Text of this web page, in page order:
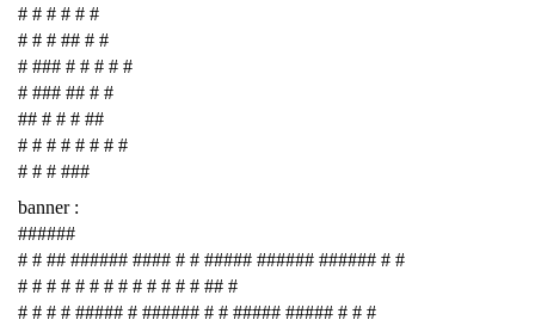
# # # # # #
# # # ## # #
# ### # # # # #
# ### ## # #
## # # # ##
# # # # # # # #
# # # ###
banner :
######
# # ## ###### #### # # ##### ###### ###### # #
# # # # # # # # # # # # # ## #
# # # # ##### # ###### # # ##### ##### # # #